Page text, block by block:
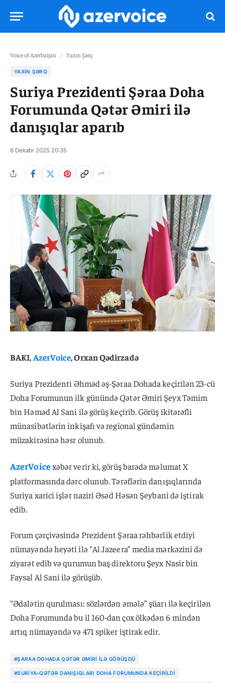
Voice of Azerbaijan / Yaxın Şərq
YAXIN ŞƏRQ
Suriya Prezidenti Şəraa Doha
Forumunda Qətər Əmiri ilə
danışıqlar aparıb
6 Dekabr 2025 20:35
BAKI,AzerVoice, Orxan Qədirzadə
Suriya Prezidenti Əhməd əş-Şəraa Dohada keçirilən 23-cü
Doha Forumunun ilk günündə Qətər Əmiri Şeyx Təmim
bin Həməd Al Sani ilə görüş keçirib. Görüş ikitərəfli
münasibətlərin inkişafı və regional gündəmin
müzakirəsinə həsr olunub.
AzerVoicexəbər verir ki, görüş barədə məlumat X
platformasında dərc olunub. Tərəflərin danışıqlarında
Suriya xarici işlər naziri Əsəd Həsən Şeybani də iştirak
edib.
Forum çərçivəsində Prezident Şəraa rəhbərlik etdiyi
nümayəndə heyəti ilə “Al Jazeera” media mərkəzini də
ziyarət edib və qurumun baş direktoru Şeyx Nasir bin
Faysal Al Sani ilə görüşüb.
“Ədalətin qurulması: sözlərdən əmələ” şüarı ilə keçirilən
Doha Forumunda bu il 160-dan çox ölkədən 6 mindən
artıq nümayəndə və 471 spiker iştirak edir.
#ŞARAA DOHADA QƏTƏR ƏMIRI ILƏ GÖRÜŞDÜ
#SURIYA–QƏTƏR DANIŞIQLARI DOHA FORUMUNDA KEÇIRILDI